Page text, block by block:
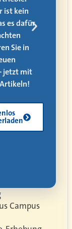
ist kein
es dafür
Sie in
jetzt mit
Campus